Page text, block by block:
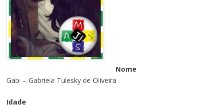
Nome
Gabi – Gabriela Tulesky de Oliveira
Idade